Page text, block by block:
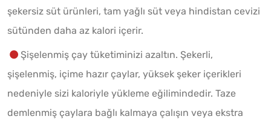
şekersiz süt ürünleri, tam yağlı süt veya hindistan cevizi
sütünden daha az kalori içerir.
Şişelenmiş çay tüketiminizi azaltın. Şekerli,
şişelenmiş, içime hazır çaylar, yüksek şeker içerikleri
nedeniyle sizi kaloriyle yükleme eğilimindedir. Taze
demlenmiş çaylara bağlı kalmaya çalışın veya ekstra